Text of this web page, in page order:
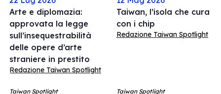
Arte e diplomazia:
approvata la legge
sull’insequestrabilità
delle opere d’arte
straniere in prestito
Redazione Taiwan Spotlight
Taiwan, l’isola che cura
con i chip
Redazione Taiwan Spotlight
Taiwan Spotlight Taiwan Spotlight